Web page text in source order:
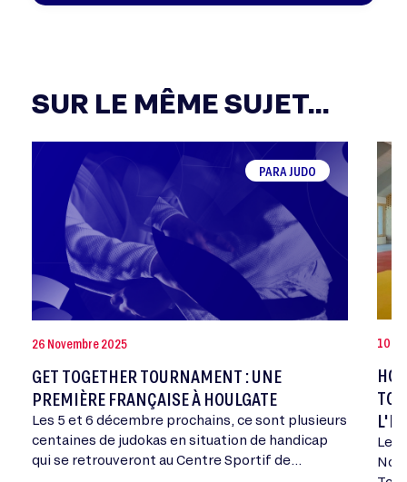
SUR LE MÊME SUJET...
PARA JUDO
26 Novembre 2025
GET TOGETHER TOURNAMENT : UNE
PREMIÈRE FRANÇAISE À HOULGATE
Les 5 et 6 décembre prochains, ce sont plusieurs
centaines de judokas en situation de handicap
qui se retrouveront au Centre Sportif de
10
Les